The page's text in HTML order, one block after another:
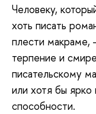
Человеку,
хоть писать
плести
терпение и
писательскому
или хотя бы
способности.